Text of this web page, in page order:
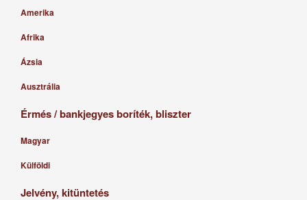
Amerika
Afrika
Ázsia
Ausztrália
Érmés / bankjegyes boríték, bliszter
Magyar
Külföldi
Jelvény, kitüntetés